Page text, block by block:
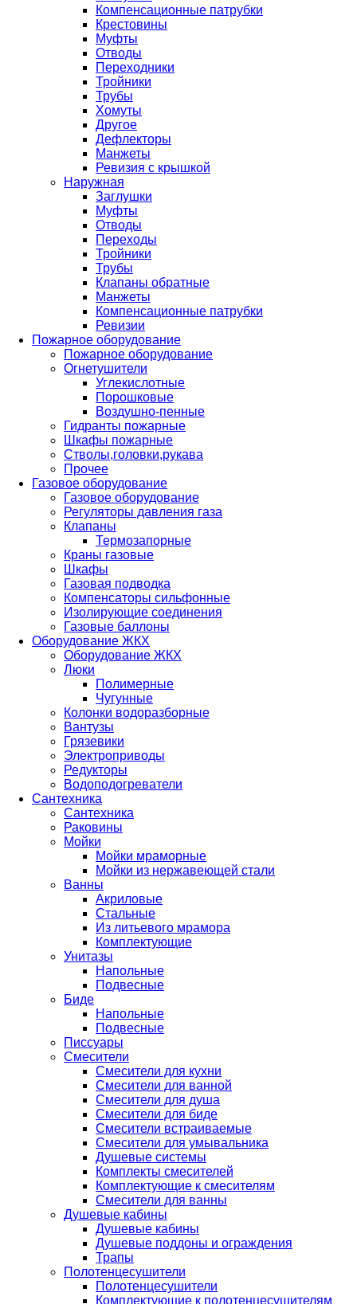
Компенсационные патрубки
Крестовины
Муфты
Отводы
Переходники
Тройники
Трубы
Хомуты
Другое
Дефлекторы
Манжеты
Ревизия с крышкой
Наружная
Заглушки
Муфты
Отводы
Переходы
Тройники
Трубы
Клапаны обратные
Манжеты
Компенсационные патрубки
Ревизии
Пожарное оборудование
Пожарное оборудование
Огнетушители
Углекислотные
Порошковые
Воздушно-пенные
Гидранты пожарные
Шкафы пожарные
Стволы,головки,рукава
Прочее
Газовое оборудование
Газовое оборудование
Регуляторы давления газа
Клапаны
Термозапорные
Краны газовые
Шкафы
Газовая подводка
Компенсаторы сильфонные
Изолирующие соединения
Газовые баллоны
Оборудование ЖКХ
Оборудование ЖКХ
Люки
Полимерные
Чугунные
Колонки водоразборные
Вантузы
Грязевики
Электроприводы
Редукторы
Водоподогреватели
Сантехника
Сантехника
Раковины
Мойки
Мойки мраморные
Мойки из нержавеющей стали
Ванны
Акриловые
Стальные
Из литьевого мрамора
Комплектующие
Унитазы
Напольные
Подвесные
Биде
Напольные
Подвесные
Писсуары
Смесители
Смесители для кухни
Смесители для ванной
Смесители для душа
Смесители для биде
Смесители встраиваемые
Смесители для умывальника
Душевые системы
Комплекты смесителей
Комплектующие к смесителям
Смесители для ванны
Душевые кабины
Душевые кабины
Душевые поддоны и ограждения
Трапы
Полотенцесушители
Полотенцесушители
Комплектующие к полотенцесушителям